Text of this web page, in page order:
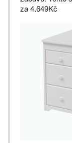
za 4.649Kč